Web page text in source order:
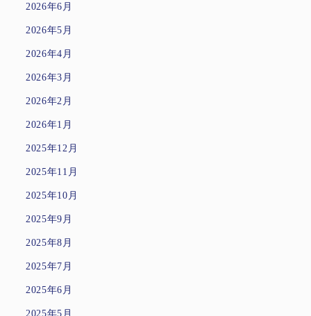
2026年6月
2026年5月
2026年4月
2026年3月
2026年2月
2026年1月
2025年12月
2025年11月
2025年10月
2025年9月
2025年8月
2025年7月
2025年6月
2025年5月